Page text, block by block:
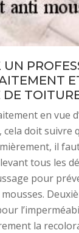
DE
en vue
doit suivre
il
tous les
pour
la